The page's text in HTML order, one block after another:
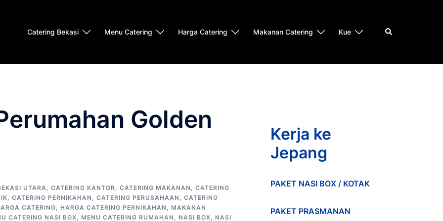
Catering Bekasi Menu Catering Harga Catering Makanan Catering Kue Search
Golden
UTARA CATERING KANTOR CATERING MAKANAN
CATERING
CATERING PERNIKAHAN CATERING PERUSAHAAN
CATERING
CATERING HARGA CATERING PERNIKAHAN
MAKANAN
CATERING NASI BOX MENU CATERING RUMAHAN NASI BOX
NASI
Kerja ke
Jepang
PAKET NASI BOX / KOTAK
PAKET PRASMANAN